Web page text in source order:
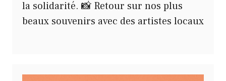
la solidarité. 📸 Retour sur nos plus
beaux souvenirs avec des artistes locaux